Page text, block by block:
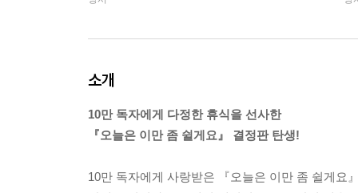
소개
10만 독자에게 다정한 휴식을 선사한
『오늘은 이만 좀 쉴게요』 결정판 탄생!
10만 독자에게 사랑받은 『오늘은 이만 좀 쉴게요